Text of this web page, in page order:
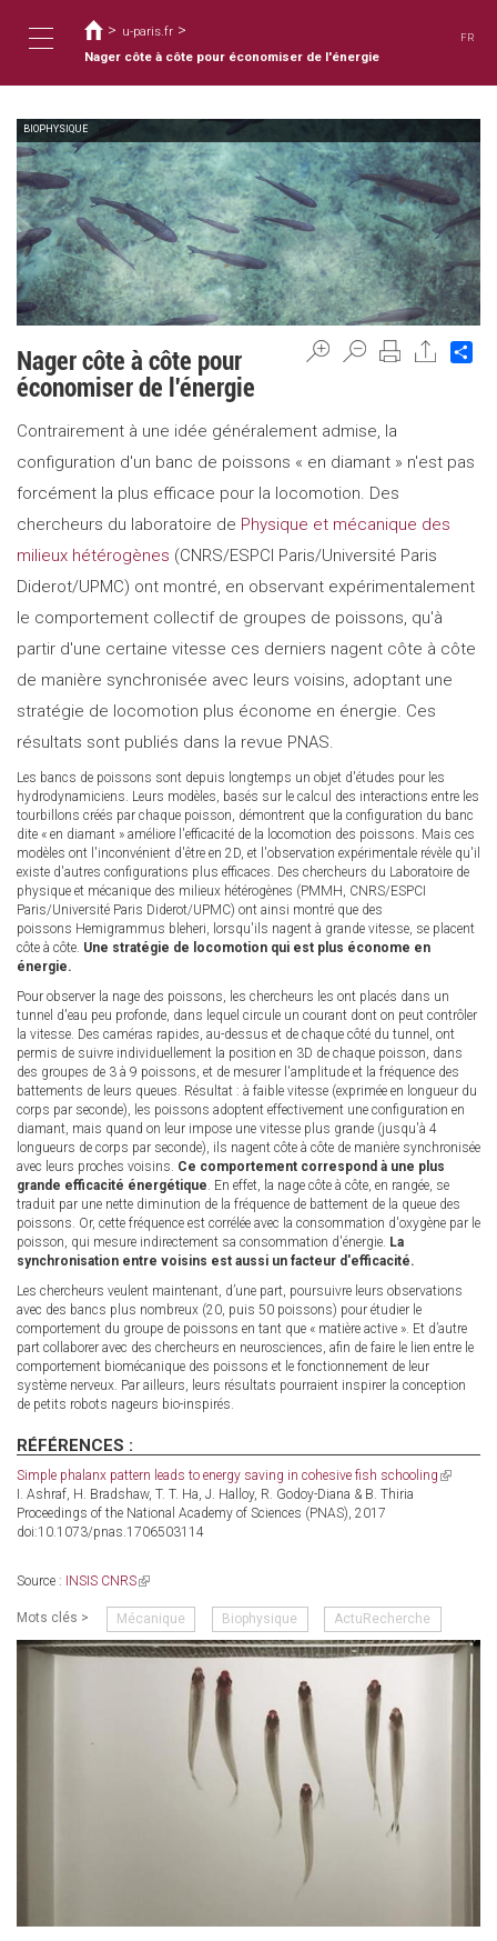
contenido
Toggle
navigation
está
aquí
> u-paris.fr >
Nager côte à côte pour économiser de l'énergie
FR
BIOPHYSIQUE
Nager côte à côte pour
économiser de l'énergie
Contrairement à une idée généralement admise, la
configuration d'un banc de poissons « en diamant » n'est pas
forcément la plus efficace pour la locomotion. Des
chercheurs du laboratoire de Physique et mécanique des
milieux hétérogènes (CNRS/ESPCI Paris/Université Paris
Diderot/UPMC) ont montré, en observant expérimentalement
le comportement collectif de groupes de poissons, qu'à
partir d'une certaine vitesse ces derniers nagent côte à côte
de manière synchronisée avec leurs voisins, adoptant une
stratégie de locomotion plus économe en énergie. Ces
résultats sont publiés dans la revue PNAS.
Les bancs de poissons sont depuis longtemps un objet d'études pour les
hydrodynamiciens. Leurs modèles, basés sur le calcul des interactions entre les
tourbillons créés par chaque poisson, démontrent que la configuration du banc
dite « en diamant » améliore l'efficacité de la locomotion des poissons. Mais ces
modèles ont l'inconvénient d'être en 2D, et l'observation expérimentale révèle qu'il
existe d'autres configurations plus efficaces. Des chercheurs du Laboratoire de
physique et mécanique des milieux hétérogènes (PMMH, CNRS/ESPCI
Paris/Université Paris Diderot/UPMC) ont ainsi montré que des
poissons Hemigrammus bleheri, lorsqu'ils nagent à grande vitesse, se placent
côte à côte. Une stratégie de locomotion qui est plus économe en
énergie.
Pour observer la nage des poissons, les chercheurs les ont placés dans un
tunnel d'eau peu profonde, dans lequel circule un courant dont on peut contrôler
la vitesse. Des caméras rapides, au-dessus et de chaque côté du tunnel, ont
permis de suivre individuellement la position en 3D de chaque poisson, dans
des groupes de 3 à 9 poissons, et de mesurer l'amplitude et la fréquence des
battements de leurs queues. Résultat : à faible vitesse (exprimée en longueur du
corps par seconde), les poissons adoptent effectivement une configuration en
diamant, mais quand on leur impose une vitesse plus grande (jusqu'à 4
longueurs de corps par seconde), ils nagent côte à côte de manière synchronisée
avec leurs proches voisins. Ce comportement correspond à une plus
grande efficacité énergétique. En effet, la nage côte à côte, en rangée, se
traduit par une nette diminution de la fréquence de battement de la queue des
poissons. Or, cette fréquence est corrélée avec la consommation d'oxygène par le
poisson, qui mesure indirectement sa consommation d'énergie. La
synchronisation entre voisins est aussi un facteur d'efficacité.
Les chercheurs veulent maintenant, d’une part, poursuivre leurs observations
avec des bancs plus nombreux (20, puis 50 poissons) pour étudier le
comportement du groupe de poissons en tant que « matière active ». Et d’autre
part collaborer avec des chercheurs en neurosciences, afin de faire le lien entre le
comportement biomécanique des poissons et le fonctionnement de leur
système nerveux. Par ailleurs, leurs résultats pourraient inspirer la conception
de petits robots nageurs bio-inspirés.
RÉFÉRENCES :
Simple phalanx pattern leads to energy saving in cohesive fish schooling (link
I. Ashraf, H. Bradshaw, T. T. Ha, J. Halloy, R. Godoy-Diana & B. Thiria
Proceedings of the National Academy of Sciences (PNAS), 2017
doi:10.1073/pnas.1706503114
Source : INSIS CNRS(link
external)
Mots clés > Mécanique Biophysique ActuRecherche